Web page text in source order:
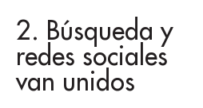
2. Búsqueda y
redes sociales
van unidos